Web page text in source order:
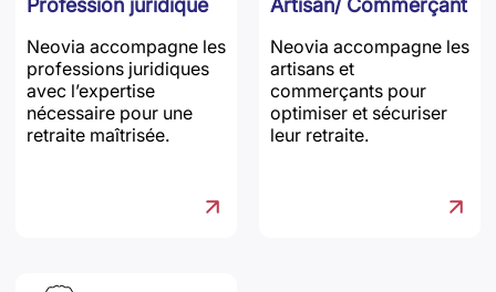
Profession juridique
Neovia accompagne les
professions juridiques
avec l’expertise
nécessaire pour une
retraite maîtrisée.
Artisan/ Commerçant
Neovia accompagne les
artisans et
commerçants pour
optimiser et sécuriser
leur retraite.